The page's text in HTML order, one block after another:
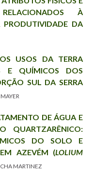
À
PRODUTIVIDADE DA
USOS DA TERRA
E QUÍMICOS DOS
SUL DA SERRA
DE ÁGUA E
QUARTZARÊNICO:
DO SOLO E
AZEVÉM (LOLIUM
MARTINEZ